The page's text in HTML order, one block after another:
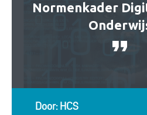
Normenkader
Door: HCS